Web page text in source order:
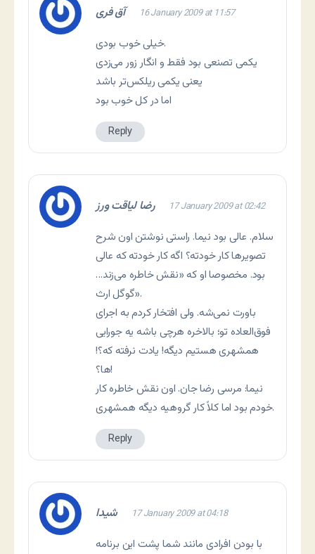
آق فری 16 January 2009 at 11:57
خیلی خوب بودی.
یکمی تصنعی بود فقط و انگار زور می‌زدی
یعنی یکمی ریلکس‌تر باشد
اما در کل خوب بود
Reply
رضا لیاقت ورز 17 January 2009 at 02:42
سلام. عالی بود نیما. راستی نوشتن اون شرح
تصویرها کار خودته؟ اگه کار خودته که عالی
بود. مخصوصا او که «نقش خاطره می‌زند…
گوگل ارث».
باورت نمی‌شه. ولی افتخار کردم به اجرای
فوق‌العاده تو؛ بالاخره هرچی باشه یه جورایی
همشهری هستیم دیگه! یادت نرفته که؟!
ها؟!
نیما: مرسی رضا جان. اون نقش خاطره کار
خودم بود اما کلاً کار گروهیه دیگه همشهری.
Reply
شیدا 17 January 2009 at 04:18
با بودن افرادی مانند شما پشت این برنامه